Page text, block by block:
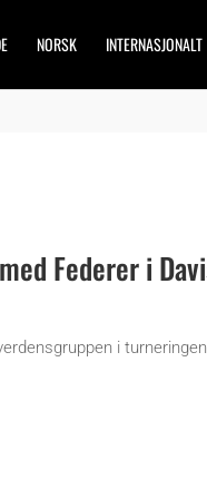
NORSK INTERNASJONALT
Federer i
i